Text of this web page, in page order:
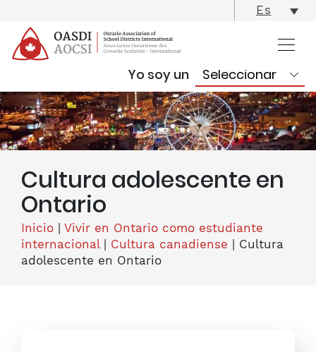
Es
Yo soy un
Cultura adolescente en
Ontario
Inicio
Vivir en Ontario como estudiante
internacional| Cultura canadiense
Cultura
adolescente en Ontario